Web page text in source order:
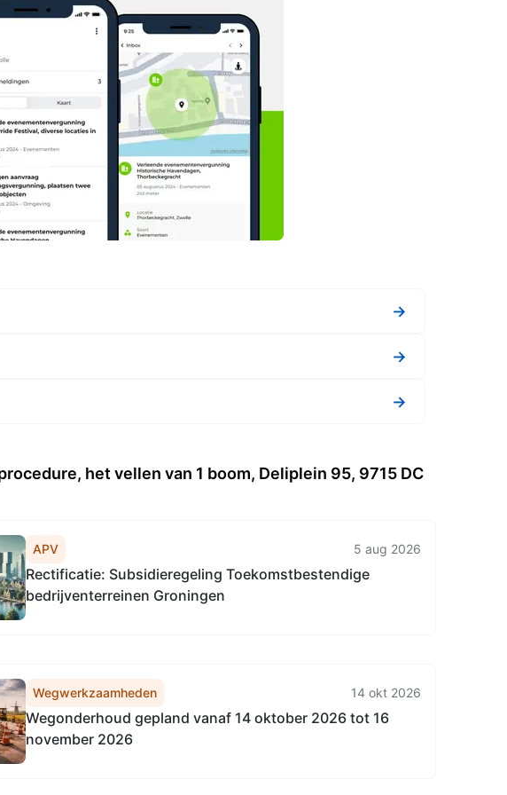
→
→
→
het vellen van 1 boom, Deliplein 95, 9715 DC
APV 5 aug 2026
Rectificatie: Subsidieregeling Toekomstbestendige
bedrijventerreinen Groningen
Wegwerkzaamheden 14 okt 2026
Wegonderhoud gepland vanaf 14 oktober 2026 tot 16
november 2026